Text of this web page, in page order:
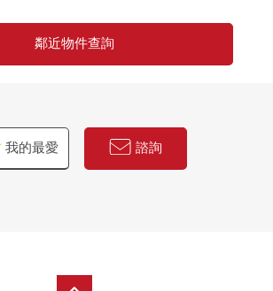
鄰近物件查詢
我的最愛 諮詢